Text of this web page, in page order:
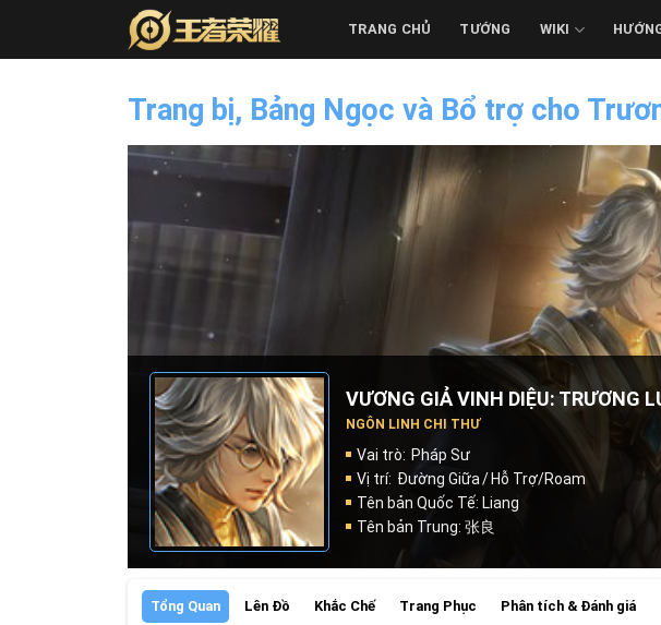
TRANG CHỦ TƯỚNG WIKI
Trang bị, Bảng Ngọc và Bổ trợ cho
VƯƠNG GIẢ VINH DIỆU: TRƯƠNG
NGÔN LINH CHI THƯ
Vai trò: Pháp Sư
Vị trí: Đường Giữa
Hỗ Trợ/Roam
Tên bản Quốc Tế: Liang
Tên bản Trung: 张良
Tổng Quan Lên Đồ Khắc Chế Trang Phục Phân tích & Đánh giá